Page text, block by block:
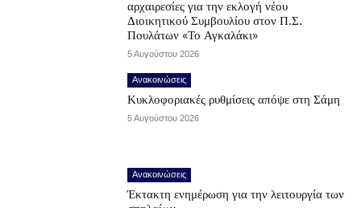
αρχαιρεσίες για την εκλογή νέου
Διοικητικού Συμβουλίου στον Π.Σ.
Πουλάτων «Το Αγκαλάκι»
5 Αυγούστου 2026
Ανακοινώσεις
Κυκλοφοριακές ρυθμίσεις απόψε στη Σάμη
5 Αυγούστου 2026
Ανακοινώσεις
Έκτακτη ενημέρωση για την λειτουργία των